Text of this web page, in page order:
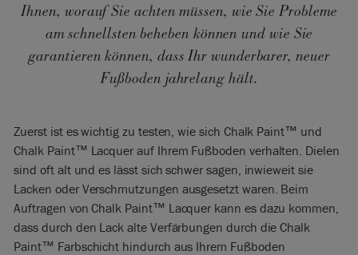
Ihnen, worauf Sie achten müssen, wie Sie Probleme
am schnellsten beheben können und wie Sie
garantieren können, dass Ihr wunderbarer, neuer
Fußboden jahrelang hält.
Zuerst ist es wichtig zu testen, wie sich Chalk Paint™ und
Chalk Paint™ Lacquer auf Ihrem Fußboden verhalten. Dielen
sind oft alt und es lässt sich schwer sagen, inwieweit sie
Lacken oder Verschmutzungen ausgesetzt waren. Beim
Auftragen von Chalk Paint™ Lacquer kann es dazu kommen,
dass durch den Lack alte Verfärbungen durch die Chalk
Paint™ Farbschicht hindurch aus Ihrem Fußboden